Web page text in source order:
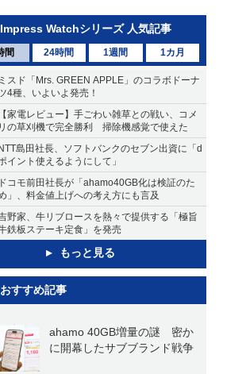
Impress Watchシリーズ 人気記事
間 24時間 1週間 1カ月
スド「Mrs. GREEN APPLE」のコラボドーナ
4種、いよいよ発売！
家電レビュー】手ごわい雑草との戦い、コメ
の草刈機で完全勝利 掃除機感覚で使えた
島田社長、ソフトバンクのセブン出資に「d
イント使えるようにして」
コモ前田社長が「ahamo40GB化は検証のた
」、料金値上げへの考え方にも言及
野家、牛リブロースを熱々で提供する「極旨
鉄板ステーキ定食」を発売
もっと見る
おすすめ記事
ahamo 40GB増量の謎 密か
に開幕したサブブランド戦争